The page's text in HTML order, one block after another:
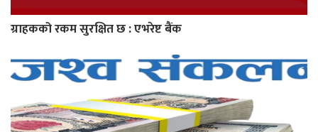
ग्राहकको रकम सुरक्षित छ : एभरेष्ट बैंक